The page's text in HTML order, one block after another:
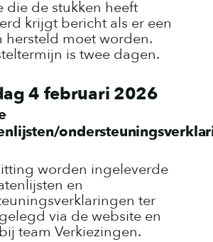
die de stukken heeft
krijgt bericht als er een
hersteld moet worden.
is twee dagen.
4 februari 2026
worden ingeleverde
en
ter
via de website en
team Verkiezingen.